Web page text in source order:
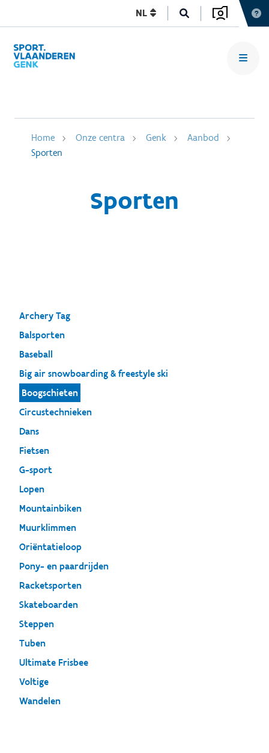
NL
Home Onze centra Genk
Aanbod
Sporten
Sporten
Archery Tag
Balsporten
Baseball
Big air snowboarding & freestyle ski
Boogschieten
Circustechnieken
Dans
Fietsen
G-sport
Lopen
Mountainbiken
Muurklimmen
Oriëntatieloop
Pony- en paardrijden
Racketsporten
Skateboarden
Steppen
Tuben
Ultimate Frisbee
Voltige
Wandelen